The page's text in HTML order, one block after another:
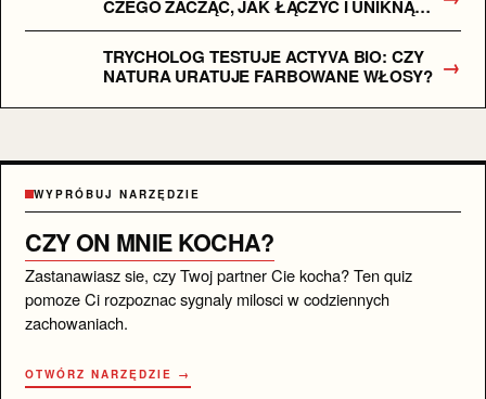
CZEGO ZACZĄĆ, JAK ŁĄCZYĆ I UNIKNĄĆ
PODRAŻNIEŃ? PLAN WDROŻENIA KROK
PO KROKU DLA POCZĄTKUJĄCYCH
TRYCHOLOG TESTUJE ACTYVA BIO: CZY
NATURA URATUJE FARBOWANE WŁOSY? →
WYPRÓBUJ NARZĘDZIE
CZY ON MNIE KOCHA?
Zastanawiasz sie, czy Twoj partner Cie kocha? Ten quiz
pomoze Ci rozpoznac sygnaly milosci w codziennych
zachowaniach.
OTWÓRZ NARZĘDZIE →